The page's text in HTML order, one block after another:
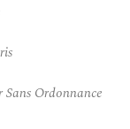
Ordonnance